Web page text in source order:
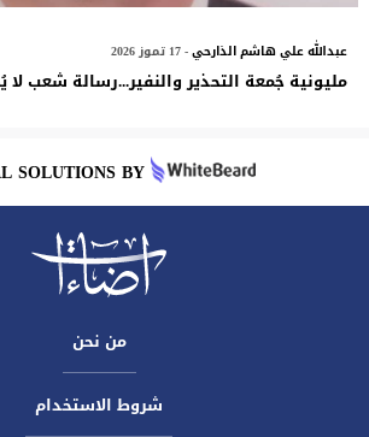
عبدالله علي هاشم الذارحي- 17 تموز 2026
مليونية جُمعة التحذير والنفير...رسالة شعب لا
SOLUTIONS BY
من نحن
شروط الاستخدام